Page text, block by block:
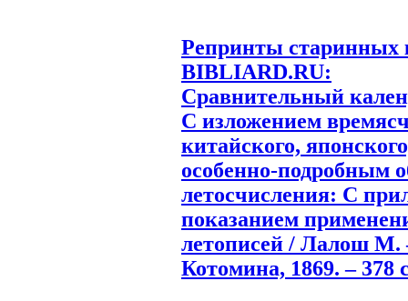
Репринты старинных
BIBLIARD.RU:
Сравнительный
С изложением
китайского,
особенно-подробным
летосчисления: С
показанием
летописей / Лалош
Котомина, 1869. – 378